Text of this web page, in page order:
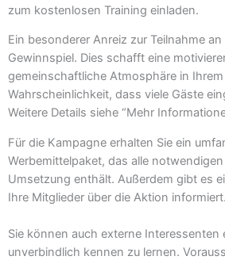
zum kostenlosen Training einladen.
Ein besonderer Anreiz zur Teilnahme
Gewinnspiel. Dies schafft eine
gemeinschaftliche Atmosphäre in
Wahrscheinlichkeit, dass viele Gäste
Weitere Details siehe “Mehr
Für die Kampagne erhalten Sie ein
Werbemittelpaket, das alle
Umsetzung enthält. Außerdem gibt es
Ihre Mitglieder über die Aktion informiert.
Sie können auch externe Interessenten
unverbindlich kennen zu lernen.